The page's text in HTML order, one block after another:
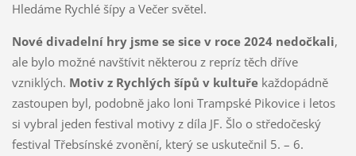
Hledáme Rychlé šípy a Večer světel.
Nové divadelní hry jsme se sice v roce 2024 nedočkali,
ale bylo možné navštívit některou z repríz těch dříve
vzniklých. Motiv z Rychlých šípů v kultuřekaždopádně
zastoupen byl, podobně jako loni Trampské Pikovice i letos
si vybral jeden festival motivy z díla JF. Šlo o středočeský
festival Třebsínské zvonění, který se uskutečnil 5. – 6.